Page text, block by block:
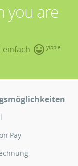
you are
einfach yippie
Pay